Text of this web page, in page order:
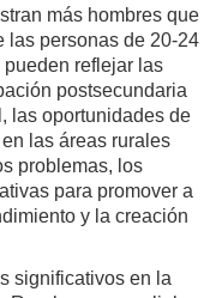
más hombres que
las personas de 20-24
reflejar las
postsecundaria
las oportunidades de
las áreas rurales
problemas, los
para promover a
y la creación
significativos en la